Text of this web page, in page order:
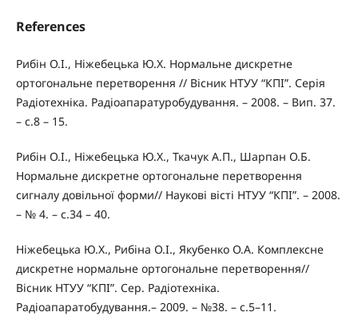
References
Рибін О.І., Ніжебецька Ю.Х. Нормальне дискретне
ортогональне перетворення // Вісник НТУУ “КПІ”. Серія
Радіотехніка. Радіоапаратуробудування. – 2008. – Вип. 37.
– с.8 – 15.
Рибін О.І., Ніжебецька Ю.Х., Ткачук А.П., Шарпан О.Б.
Нормальне дискретне ортогональне перетворення
сигналу довільної форми// Наукові вісті НТУУ “КПІ”. – 2008.
– № 4. – с.34 – 40.
Ніжебецька Ю.Х., Рибіна О.І., Якубенко О.А. Комплексне
дискретне нормальне ортогональне перетворення//
Вісник НТУУ “КПІ”. Сер. Радіотехніка.
Радіоапаратобудування.– 2009. – №38. – с.5–11.